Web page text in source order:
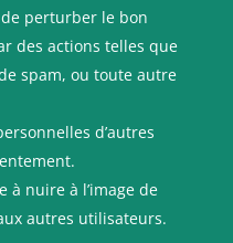
perturber le bon
des actions telles que
spam, ou toute autre
d’autres
à nuire à l’image de
autres utilisateurs.